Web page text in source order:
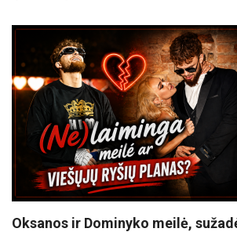
Oksanos ir Dominyko meilė,